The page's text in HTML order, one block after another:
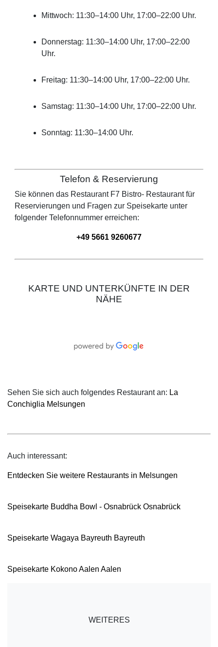
Mittwoch: 11:30–14:00 Uhr, 17:00–22:00 Uhr.
Donnerstag: 11:30–14:00 Uhr, 17:00–22:00
Uhr.
Freitag: 11:30–14:00 Uhr, 17:00–22:00 Uhr.
Samstag: 11:30–14:00 Uhr, 17:00–22:00 Uhr.
Sonntag: 11:30–14:00 Uhr.
Telefon & Reservierung
Sie können das Restaurant F7 Bistro- Restaurantfür
Reservierungen und Fragen zur Speisekarte unter
folgender Telefonnummer erreichen:
+49 5661 9260677
KARTE UND UNTERKÜNFTE IN DER
NÄHE
Sehen Sie sich auch folgendes Restaurant an: La
Conchiglia Melsungen
Auch interessant:
Entdecken Sie weitere Restaurants in Melsungen
Speisekarte Buddha Bowl - Osnabrück Osnabrück
Speisekarte Wagaya Bayreuth Bayreuth
Speisekarte Kokono Aalen Aalen
WEITERES